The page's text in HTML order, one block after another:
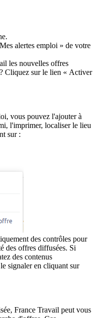
alertes emploi » de votre
les nouvelles offres
Cliquez sur le lien « Activer
vous pouvez l'ajouter à
l'imprimer, localiser le lieu
sur :
des contrôles pour
des offres diffusées. Si
des contenus
signaler en cliquant sur
France Travail peut vous